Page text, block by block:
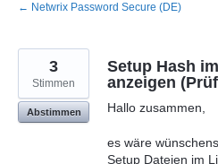
← Netwrix Password Secure (DE)
Setup Hash
anzeigen
Hallo zusammen,
es wäre
Setup Dateien im
3
Stimmen
Abstimmen